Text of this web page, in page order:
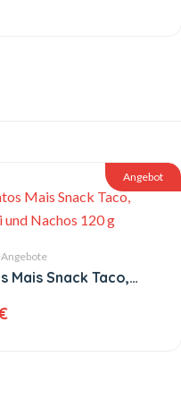
Angebot
Mais Snack Taco,